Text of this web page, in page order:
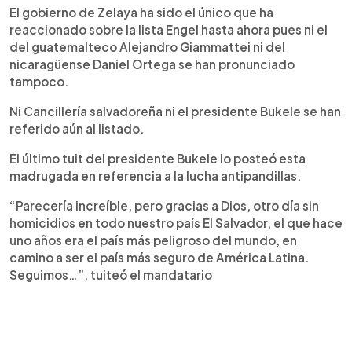
El gobierno de Zelaya ha sido el único que ha
reaccionado sobre la lista Engel hasta ahora pues ni el
del guatemalteco Alejandro Giammattei ni del
nicaragüense Daniel Ortega se han pronunciado
tampoco.
Ni Cancillería salvadoreña ni el presidente Bukele se han
referido aún al listado.
El último tuit del presidente Bukele lo posteó esta
madrugada en referencia a la lucha antipandillas.
“Parecería increíble, pero gracias a Dios, otro día sin
homicidios en todo nuestro país El Salvador, el que hace
uno años era el país más peligroso del mundo, en
camino a ser el país más seguro de América Latina.
Seguimos…”, tuiteó el mandatario